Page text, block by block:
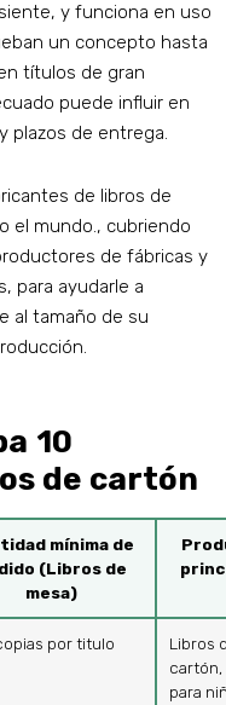
y funciona en uso
un concepto hasta
títulos de gran
puede influir en
plazos de entrega.
de libros de
el mundo., cubriendo
de fábricas y
para ayudarle a
al tamaño de su
10
de cartón
mínima de
(Libros de
mesa)
por titulo
Libros
cartón,
para